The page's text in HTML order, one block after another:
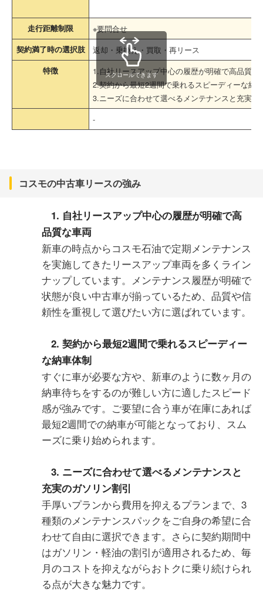
走行距離制限 ※要問合せ
契約満了時の選択肢 返却・乗換え・買取・再リース
特徴
1.自社リースアップ中心の履歴が明確で高品質な
2.契約から最短2週間で乗れるスピーディーな納
3.ニーズに合わせて選べるメンテナンスと充実の
-
スクロールできます
コスモの中古車リースの強み
1. 自社リースアップ中心の履歴が明確で高
品質な車両
新車の時点からコスモ石油で定期メンテナンス
を実施してきたリースアップ車両を多くライン
ナップしています。メンテナンス履歴が明確で
状態が良い中古車が揃っているため、品質や信
頼性を重視して選びたい方に選ばれています。
2. 契約から最短2週間で乗れるスピーディー
な納車体制
すぐに車が必要な方や、新車のように数ヶ月の
納車待ちをするのが難しい方に適したスピード
感が強みです。ご要望に合う車が在庫にあれば
最短2週間での納車が可能となっており、スム
ーズに乗り始められます。
3. ニーズに合わせて選べるメンテナンスと
充実のガソリン割引
手厚いプランから費用を抑えるプランまで、3
種類のメンテナンスパックをご自身の希望に合
わせて自由に選択できます。さらに契約期間中
はガソリン・軽油の割引が適用されるため、毎
月のコストを抑えながらおトクに乗り続けられ
る点が大きな魅力です。